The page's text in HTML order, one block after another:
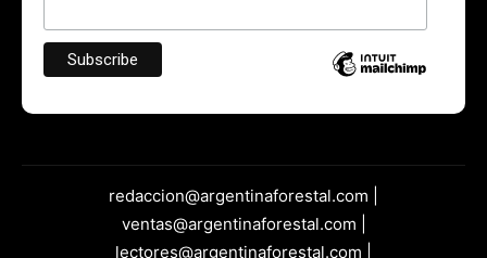
redaccion@argentinaforestal.com |
ventas@argentinaforestal.com |
lectores@argentinaforestal.com |